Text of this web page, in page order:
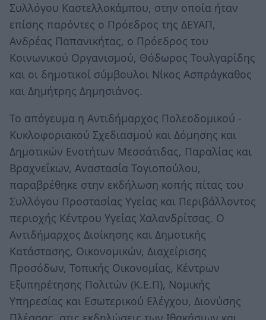
Συλλόγου Καστελλοκάμπου, στην οποία ήταν
επίσης παρόντες ο Πρόεδρος της ΔΕΥΑΠ,
Ανδρέας Παπανικήτας, ο Πρόεδρος του
Κοινωνικού Οργανισμού, Θόδωρος Τουλγαρίδης
και οι δημοτικοί σύμβουλοι Νίκος Ασπράγκαθος
και Δημήτρης Δημησιάνος.
Το απόγευμα η Αντιδήμαρχος Πολεοδομικού -
Κυκλοφοριακού Σχεδιασμού και Δόμησης και
Δημοτικών Ενοτήτων Μεσσάτιδας, Παραλίας και
Βραχνεΐκων, Αναστασία Τογιοπούλου,
παραβρέθηκε στην εκδήλωση κοπής πίτας του
Συλλόγου Προστασίας Υγείας και Περιβάλλοντος
περιοχής Κέντρου Υγείας Χαλανδρίτσας. Ο
Αντιδήμαρχος Διοίκησης και Δημοτικής
Κατάστασης, Οικονομικών, Διαχείρισης
Προσόδων, Τοπικής Οικονομίας, Κέντρων
Εξυπηρέτησης Πολιτών (Κ.Ε.Π), Νομικής
Υπηρεσίας και Εσωτερικού Ελέγχου, Διονύσης